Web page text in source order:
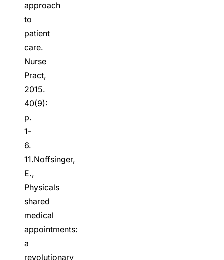
approach
to
patient
care.
Nurse
Pract,
2015.
40(9):
p.
1-
6.
11.Noffsinger,
E.,
Physicals
shared
medical
appointments:
a
revolutionary